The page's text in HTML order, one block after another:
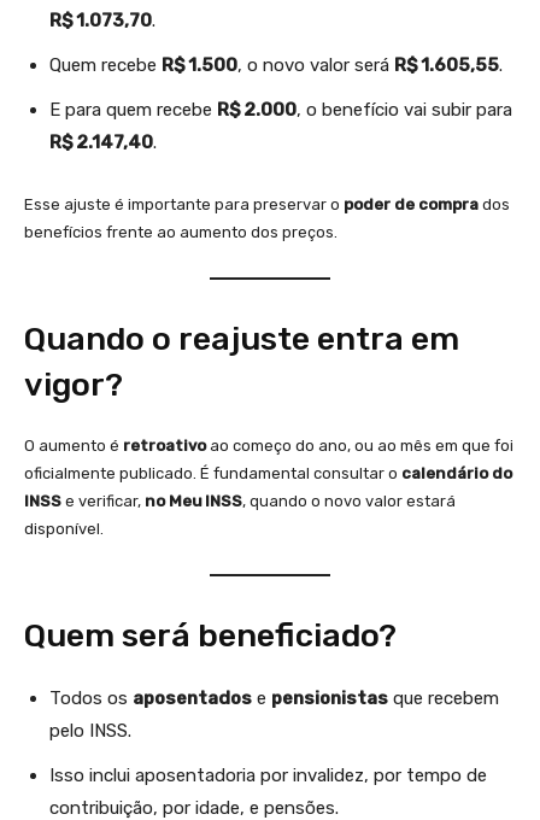
R$ 1.073,70.
Quem recebe R$ 1.500, o novo valor será R$ 1.605,55.
E para quem recebe R$ 2.000, o benefício vai subir para
R$ 2.147,40.
Esse ajuste é importante para preservar o poder de compra dos
benefícios frente ao aumento dos preços.
Quando o reajuste entra em
vigor?
O aumento é retroativoao começo do ano, ou ao mês em que foi
oficialmente publicado. É fundamental consultar o calendário do
INSS e verificar, no Meu INSS, quando o novo valor estará
disponível.
Quem será beneficiado?
Todos os aposentados e pensionistas que recebem
pelo INSS.
Isso inclui aposentadoria por invalidez, por tempo de
contribuição, por idade, e pensões.